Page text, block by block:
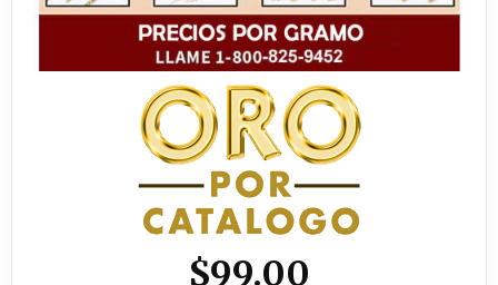
$99.00